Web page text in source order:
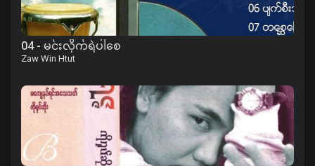
04 - မင်းလိုက်ရဲပါစေ
Zaw Win Htut